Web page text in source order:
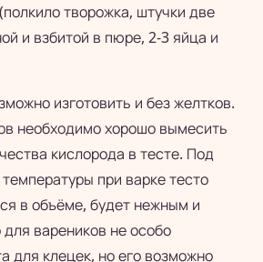
творожка, штучки две
и взбитой в пюре, 2-3 яйца и
изготовить и без желтков.
необходимо хорошо вымесить
кислорода в тесте. Под
при варке тесто
в объёме, будет нежным и
вареников не особо
для клецек, но его возможно